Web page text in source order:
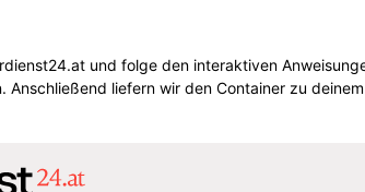
und folge den interaktiven
Anschließend liefern wir den Container zu